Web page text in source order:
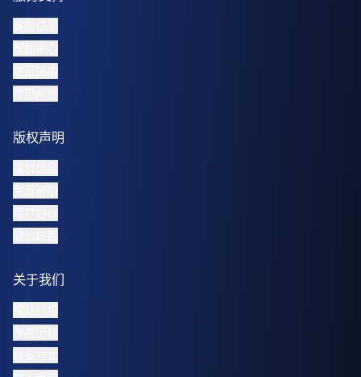
版权声明
关于我们